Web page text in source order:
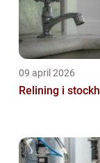
09 april 2026
Relining i